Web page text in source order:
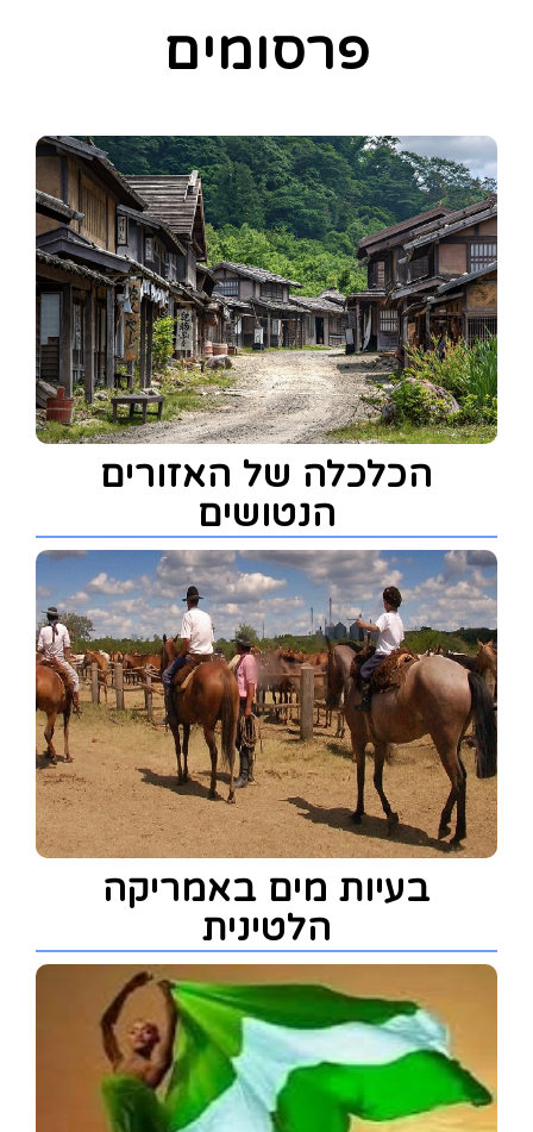
פרסומים
הכלכלה של האזורים
הנטושים
בעיות מים באמריקה
הלטינית